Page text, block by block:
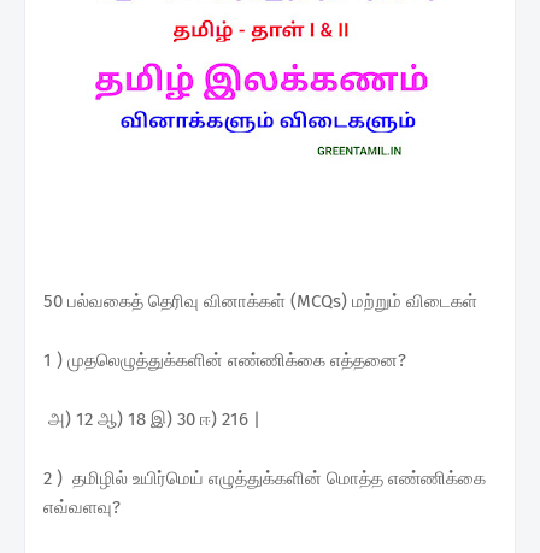
50 பல்வகைத் தெரிவு வினாக்கள் (MCQs) மற்றும் விடைகள்
1 ) முதலெழுத்துக்களின் எண்ணிக்கை எத்தனை?
அ) 12 ஆ) 18 இ) 30 ஈ) 216 |
2 ) தமிழில் உயிர்மெய் எழுத்துக்களின் மொத்த எண்ணிக்கை
எவ்வளவு?